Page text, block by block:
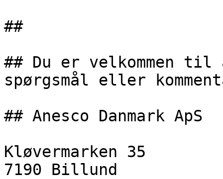
##
## Du er velkommen
spørgsmål eller
## Anesco Danmark ApS
Kløvermarken 35
7190 Billund